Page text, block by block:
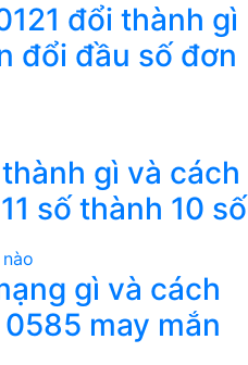
đổi thành gì
đổi đầu số đơn
gì và cách
số thành 10 số
gì và cách
may mắn